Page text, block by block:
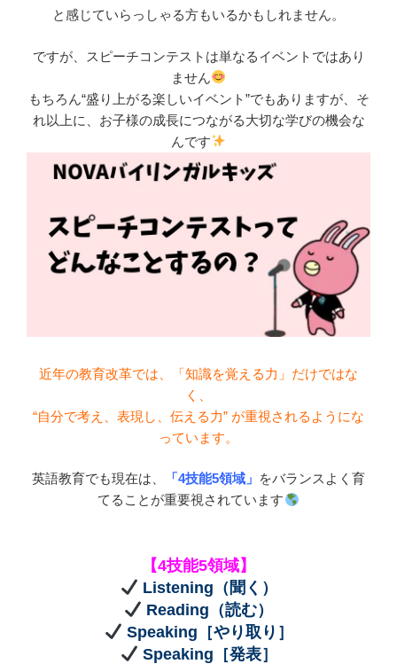
と感じていらっしゃる方もいるかもしれません。
ですが、スピーチコンテストは単なるイベントではあり
ません
もちろん“盛り上がる楽しいイベント”でもありますが、そ
れ以上に、お子様の成長につながる大切な学びの機会な
んです
近年の教育改革では、「知識を覚える力」だけではな
く、
“自分で考え、表現し、伝える力” が重視されるようにな
っています。
英語教育でも現在は、 「4技能5領域」 をバランスよく育
てることが重要視されています
【4技能5領域】
Listening（聞く）
Reading（読む）
Speaking［やり取り］
Speaking［発表］